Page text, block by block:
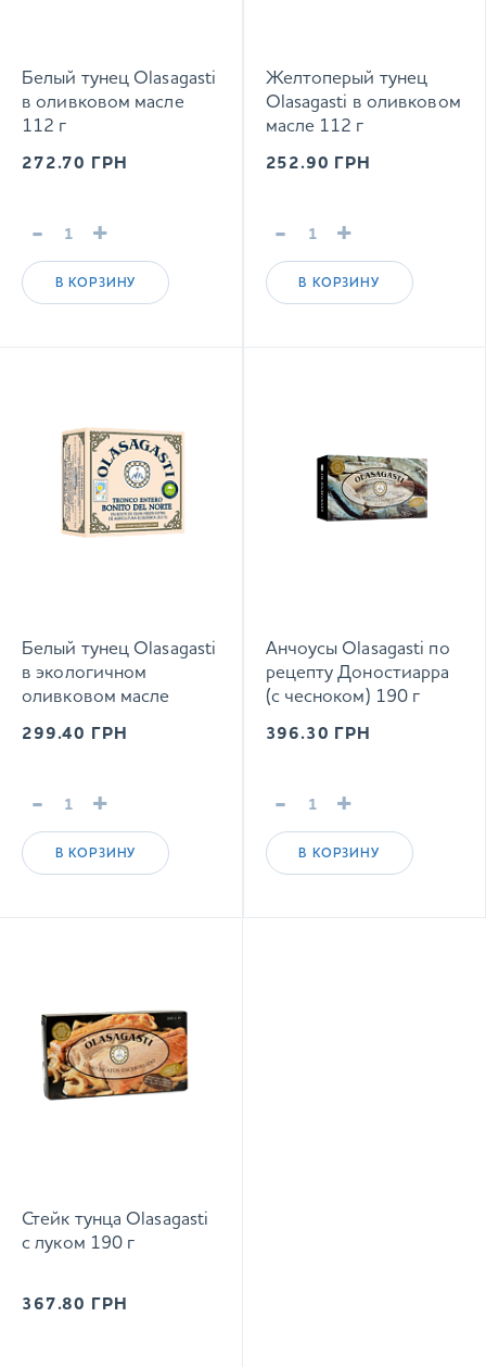
Белый тунец Olasagasti
в оливковом масле
112 г
272.70 ГРН
- +
В КОРЗИНУ
Желтоперый тунец
Olasagasti в оливковом
масле 112 г
252.90 ГРН
- +
В КОРЗИНУ
Белый тунец Olasagasti
в экологичном
оливковом масле
299.40 ГРН
- +
В КОРЗИНУ
Анчоусы Olasagasti по
рецепту Доностиарра
(с чесноком) 190 г
396.30 ГРН
- +
В КОРЗИНУ
Стейк тунца Olasagasti
с луком 190 г
367.80 ГРН